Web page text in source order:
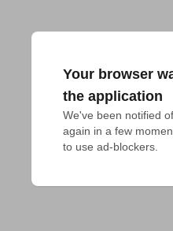
Your browser
the application
We've been notified
again in a few
to use ad-blockers.